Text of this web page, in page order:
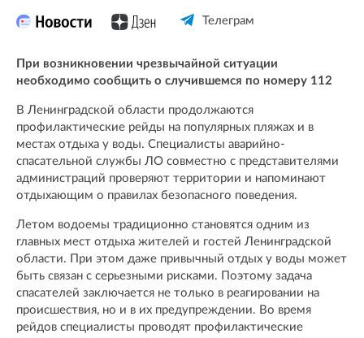
Телеграм
При возникновении чрезвычайной ситуации
необходимо сообщить о случившемся по номеру 112
В Ленинградской области продолжаются
профилактические рейды на популярных пляжах и в
местах отдыха у воды. Специалисты аварийно-
спасательной службы ЛО совместно с представителями
администраций проверяют территории и напоминают
отдыхающим о правилах безопасного поведения.
Летом водоемы традиционно становятся одним из
главных мест отдыха жителей и гостей Ленинградской
области. При этом даже привычный отдых у воды может
быть связан с серьезными рисками. Поэтому задача
спасателей заключается не только в реагировании на
происшествия, но и в их предупреждении. Во время
рейдов специалисты проводят профилактические